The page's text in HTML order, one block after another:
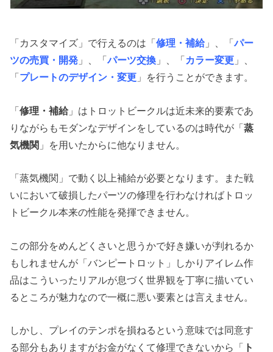
「カスタマイズ」で行えるのは「修理・補給」、「パー
ツの売買・開発 」、「パーツ交換 」、「 カラー変更 」、
「 プレートのデザイン・変更 」を行うことができます。
「修理・補給」はトロットビークルは近未来的要素であ
りながらもモダンなデザインをしているのは時代が「蒸
気機関 」を用いたからに他なりません。
「蒸気機関」で動く以上補給が必要となります。また戦
いにおいて破損したパーツの修理を行わなければトロッ
トビークル本来の性能を発揮できません。
この部分をめんどくさいと思うかで好き嫌いが判れるか
もしれませんが「バンピートロット」しかりアイレム作
品はこういったリアルが息づく世界観を丁寧に描いてい
るところが魅力なので一概に悪い要素とは言えません。
しかし、プレイのテンポを損ねるという意味では同意す
る部分もありますがお金がなくて修理できないから「 ト